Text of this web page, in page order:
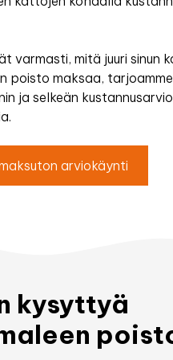
varmasti, mitä juuri sinun
poisto maksaa,
ja selkeän
arviokäynti
kysyttyä